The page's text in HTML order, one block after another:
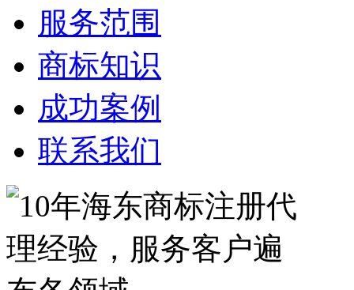
服务范围
商标知识
成功案例
联系我们